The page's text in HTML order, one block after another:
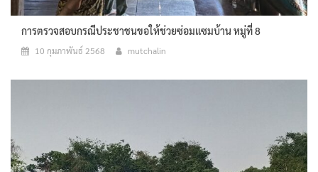
การตรวจสอบกรณีประชาชนขอให้ช่วยซ่อมแซมบ้าน หมู่ที่ 8
10 กุมภาพันธ์ 2568 mutchalin